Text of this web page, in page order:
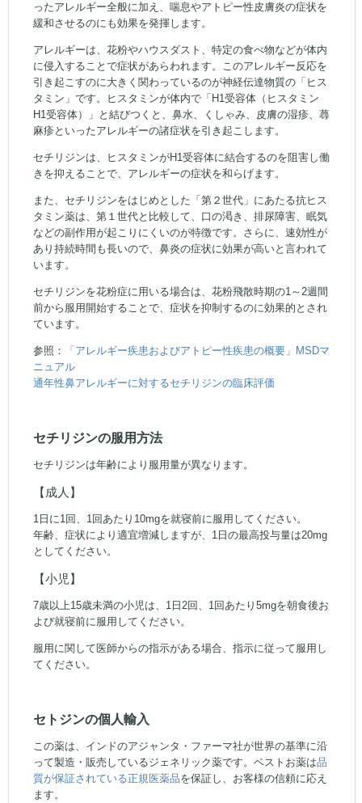
ったアレルギー全般に加え、喘息やアトピー性皮膚炎の症状を
緩和させるのにも効果を発揮します。
アレルギーは、花粉やハウスダスト、特定の食べ物などが体内
に侵入することで症状があらわれます。このアレルギー反応を
引き起こすのに大きく関わっているのが神経伝達物質の「ヒス
タミン」です。ヒスタミンが体内で「H1受容体（ヒスタミン
H1受容体）」と結びつくと、鼻水、くしゃみ、皮膚の湿疹、蕁
麻疹といったアレルギーの諸症状を引き起こします。
セチリジンは、ヒスタミンがH1受容体に結合するのを阻害し働
きを抑えることで、アレルギーの症状を和らげます。
また、セチリジンをはじめとした「第２世代」にあたる抗ヒス
タミン薬は、第１世代と比較して、口の渇き、排尿障害、眠気
などの副作用が起こりにくいのが特徴です。さらに、速効性が
あり持続時間も長いので、鼻炎の症状に効果が高いと言われて
います。
セチリジンを花粉症に用いる場合は、花粉飛散時期の1～2週間
前から服用開始することで、症状を抑制するのに効果的とされ
ています。
参照：
「アレルギー疾患およびアトピー性疾患の概要」MSDマ
ニュアル
通年性鼻アレルギーに対するセチリジンの臨床評価
セチリジンの服用方法
セチリジンは年齢により服用量が異なります。
【成人】
1日に1回、1回あたり10mgを就寝前に服用してください。
年齢、症状により適宜増減しますが、1日の最高投与量は20mg
としてください。
【小児】
7歳以上15歳未満の小児は、1日2回、1回あたり5mgを朝食後お
よび就寝前に服用してください。
服用に関して医師からの指示がある場合、指示に従って服用し
てください。
セトジンの個人輸入
この薬は、インドのアジャンタ・ファーマ社が世界の基準に沿
って製造・販売しているジェネリック薬です。ベストお薬は品
質が保証されている正規医薬品を保証し、お客様の信頼に応え
ます。